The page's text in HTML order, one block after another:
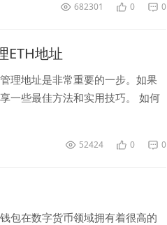
682301 0 0
ETH地址
理地址是非常重要的一步。如果
一些最佳方法和实用技巧。 如何
52424 0 0
包在数字货币领域拥有着很高的